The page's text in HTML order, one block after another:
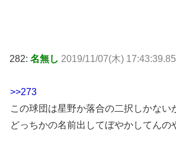
282: 名無し 2019/11/07(木)
>>273
この球団は星野か落合の二択しかない
どっちかの名前出してぼやかしてんの